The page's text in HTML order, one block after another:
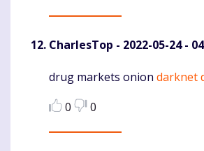
CharlesTop - 2022-05-24 -
Komentaras
drug markets onion darknet
0
0